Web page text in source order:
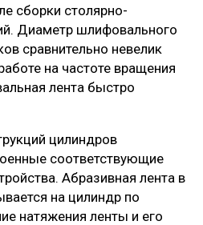
сборки столярно-
Диаметр шлифовального
сравнительно невелик
на частоте вращения
лента быстро
цилиндров
соответствующие
Абразивная лента в
на цилиндр по
натяжения ленты и его